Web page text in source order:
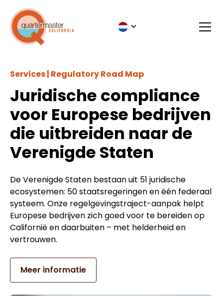
Services | Regulatory Road Map
Juridische compliance
voor Europese bedrijven
die uitbreiden naar de
Verenigde Staten
De Verenigde Staten bestaan uit 51 juridische
ecosystemen: 50 staatsregeringen en één federaal
systeem. Onze regelgevingstraject-aanpak helpt
Europese bedrijven zich goed voor te bereiden op
Californië en daarbuiten – met helderheid en
vertrouwen.
Meer informatie